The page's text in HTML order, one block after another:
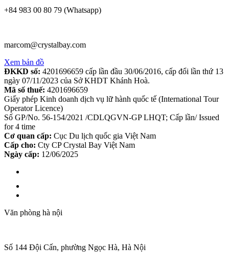
+84 983 00 80 79 (Whatsapp)
marcom@crystalbay.com
Xem bản đồ
ĐKKD số: 4201696659 cấp lần đầu 30/06/2016, cấp đổi lần thứ 13
ngày 07/11/2023 của Sở KHDT Khánh Hoà.
Mã số thuế: 4201696659
Giấy phép Kinh doanh dịch vụ lữ hành quốc tế (International Tour
Operator Licence)
Số GP/No. 56-154/2021 /CDLQGVN-GP LHQT; Cấp lần/ Issued
for 4 time
Cơ quan cấp: Cục Du lịch quốc gia Việt Nam
Cấp cho: Cty CP Crystal Bay Việt Nam
Ngày cấp: 12/06/2025
Văn phòng hà nội
Số 144 Đội Cấn, phường Ngọc Hà, Hà Nội